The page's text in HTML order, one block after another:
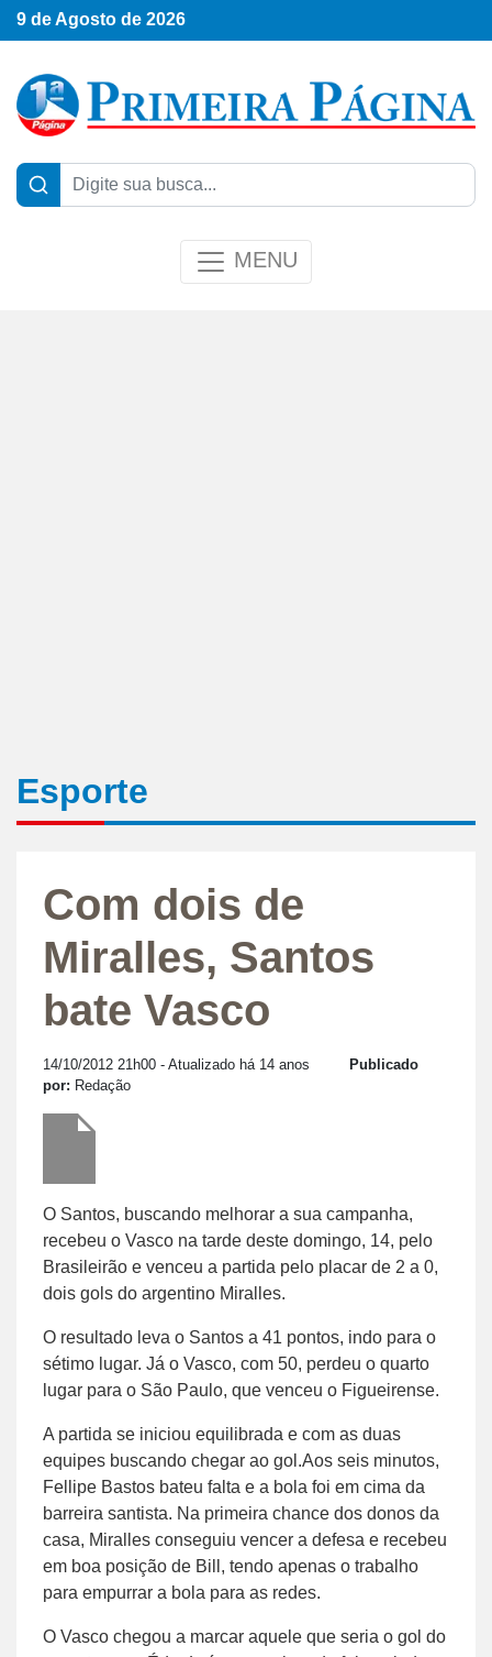
9 de Agosto de 2026
MENU
Esporte
Com dois de
Miralles, Santos
bate Vasco
14/10/2012 21h00 - Atualizado há 14 anos
Publicado
por: Redação
O Santos, buscando melhorar a sua campanha,
recebeu o Vasco na tarde deste domingo, 14, pelo
Brasileirão e venceu a partida pelo placar de 2 a 0,
dois gols do argentino Miralles.
O resultado leva o Santos a 41 pontos, indo para o
sétimo lugar. Já o Vasco, com 50, perdeu o quarto
lugar para o São Paulo, que venceu o Figueirense.
A partida se iniciou equilibrada e com as duas
equipes buscando chegar ao gol.Aos seis minutos,
Fellipe Bastos bateu falta e a bola foi em cima da
barreira santista. Na primeira chance dos donos da
casa, Miralles conseguiu vencer a defesa e recebeu
em boa posição de Bill, tendo apenas o trabalho
para empurrar a bola para as redes.
O Vasco chegou a marcar aquele que seria o gol do